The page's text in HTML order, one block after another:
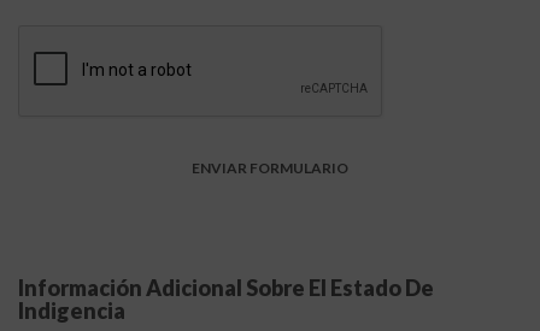
Información Adicional Sobre El Estado De
Indigencia